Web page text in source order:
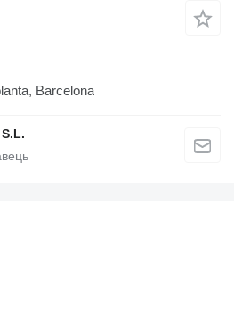
Barcelona